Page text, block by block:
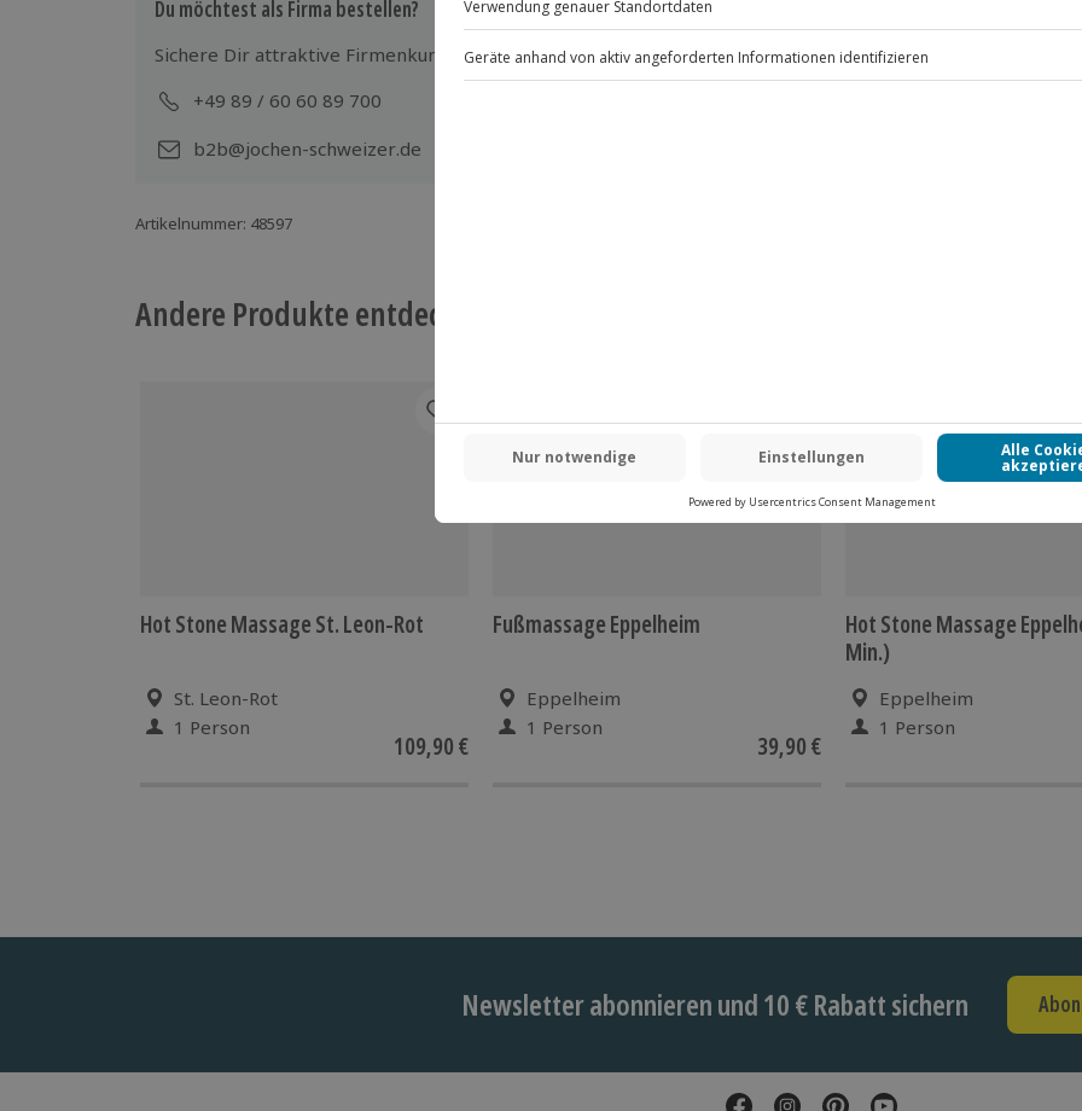
Du möchtest als Firma bestellen?
Sichere Dir attraktive Firmenkunden Vorteile.
+49 89 / 60 60 89 700
b2b@jochen-schweizer.de
Artikelnummer: 48597
Andere Produkte entdecken
Hot Stone Massage St. Leon-Rot
St. Leon-Rot
1 Person
109,90 €
Fußmassage Eppelheim
Eppelheim
1 Person
39,90 €
Hot Stone Massage
Min.)
Eppelheim
1 Person
Newsletter abonnieren und 10 € Rabatt sichern